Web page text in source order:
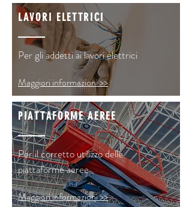
LAVORI ELETTRICI
Per gli addetti ai lavori elettrici
Maggiori informazioni >>
PIATTAFORME AEREE
Per il corretto utilizzo delle
piattaforme aeree
Maggiori informazioni >>